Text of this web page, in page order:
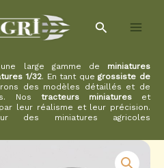
Rechercher
large gamme de miniatures
1/32. En tant quegrossiste de
des modèles détaillés et de
Nos tracteurs miniatureset
leur réalisme et leur précision.
des miniatures agricoles